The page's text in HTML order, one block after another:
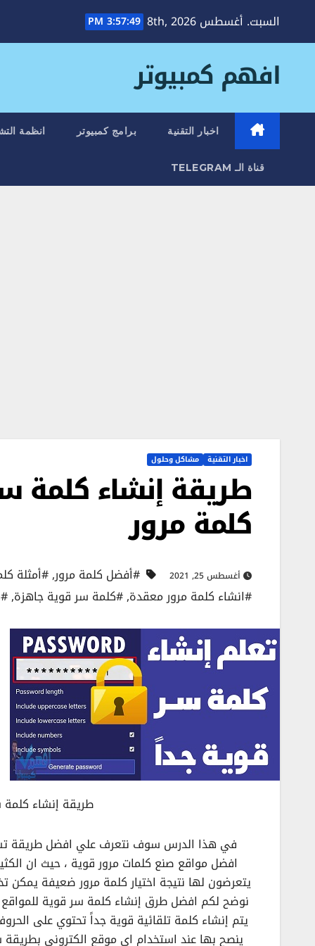
السبت. أغسطس 8th, 2026 3:57:50 PM
افهم كمبيوتر
اخبار التقنية برامج كمبيوتر انظمة
قناة الـ TELEGRAM
اخبار التقنية مشاكل وحلول
طريقة إنشاء كلمة
كلمة مرور
أغسطس 25, 2021 #أفضل كلمة مرور,#أمثلة
#انشاء كلمة مرور معقدة,#كلمة سر قوية جاهزة,
طريقة إنشاء
في هذا الدرس سوف نتعرف علي افضل طريقة
افضل مواقع صنع كلمات مرور قوية ، حيث ان
يتعرضون لها نتيجة اختيار كلمة مرور ضعيفة
نوضح لكم افضل طرق إنشاء كلمة سر قوية للمواقع
يتم إنشاء كلمة تلقائية قوية جداً تحتوي على
ينصح بها عند استخدام اي موقع الكتروني